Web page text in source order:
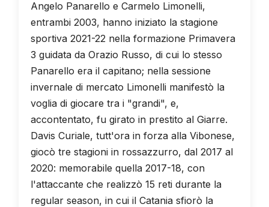
Angelo Panarello e Carmelo Limonelli,
entrambi 2003, hanno iniziato la stagione
sportiva 2021-22 nella formazione Primavera
3 guidata da Orazio Russo, di cui lo stesso
Panarello era il capitano; nella sessione
invernale di mercato Limonelli manifestò la
voglia di giocare tra i "grandi", e,
accontentato, fu girato in prestito al Giarre.
Davis Curiale, tutt'ora in forza alla Vibonese,
giocò tre stagioni in rossazzurro, dal 2017 al
2020: memorabile quella 2017-18, con
l'attaccante che realizzò 15 reti durante la
regular season, in cui il Catania sfiorò la